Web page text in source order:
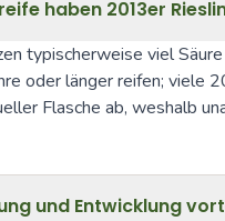
haben 2013er
typischerweise viel
oder länger reifen;
Flasche ab, weshalb
und Entwicklung